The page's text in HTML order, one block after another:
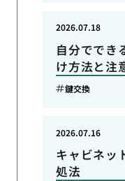
自分ででき
け方法と注
2026.07.18
鍵交換
キャビネッ
処法
2026.07.16